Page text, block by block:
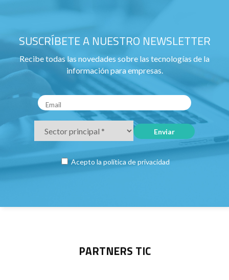
SUSCRÍBETE A NUESTRO NEWSLETTER
Recibe todas las novedades sobre las tecnologías de la
información para empresas.
Acepto la política de privacidad
PARTNERS TIC